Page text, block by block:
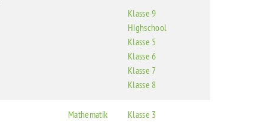
Klasse 9
Highschool
Klasse 5
Klasse 6
Klasse 7
Klasse 8
Mathematik
Klasse 3